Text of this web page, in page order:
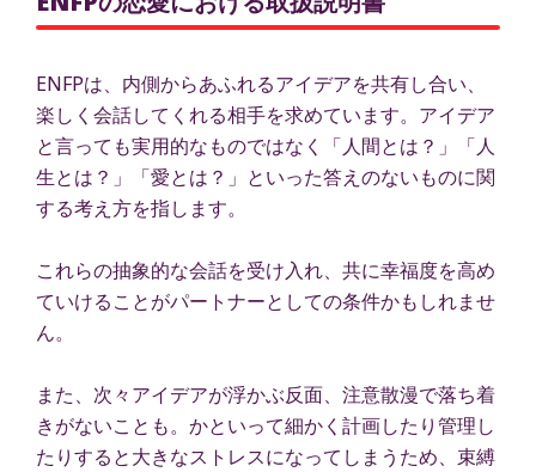
ENFPは、内側からあふれるアイデアを共有し合い、
楽しく会話してくれる相手を求めています。アイデア
と言っても実用的なものではなく「人間とは？」「人
生とは？」「愛とは？」といった答えのないものに関
する考え方を指します。
これらの抽象的な会話を受け入れ、共に幸福度を高め
ていけることがパートナーとしての条件かもしれませ
ん。
また、次々アイデアが浮かぶ反面、注意散漫で落ち着
きがないことも。かといって細かく計画したり管理し
たりすると大きなストレスになってしまうため、束縛